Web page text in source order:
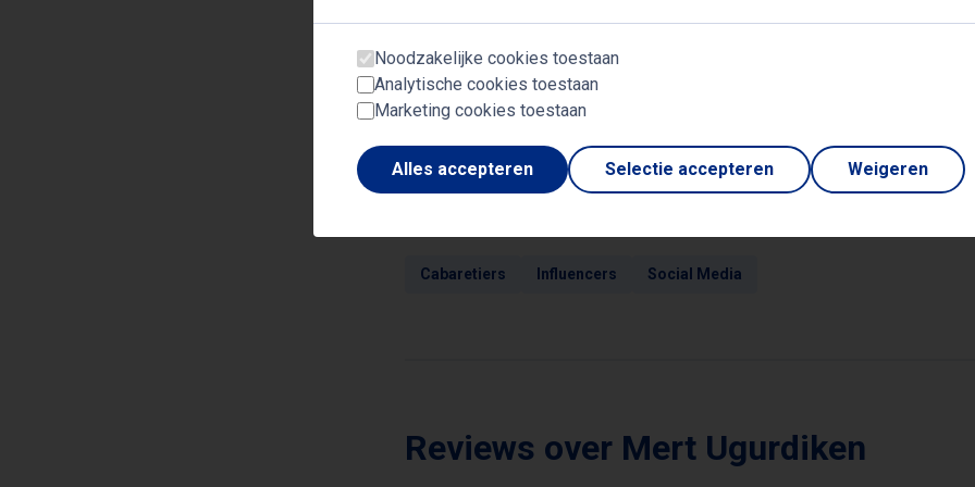
Onderwerpen
Cabaretiers Influencers Social Media
Reviews over Mert Ugurdiken
Noodzakelijke cookies toestaan
Analytische cookies toestaan
Marketing cookies toestaan
Alles accepteren Selectie accepteren Weigeren